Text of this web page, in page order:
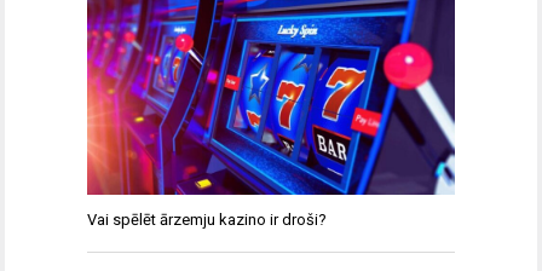
Vai spēlēt ārzemju kazino ir droši?